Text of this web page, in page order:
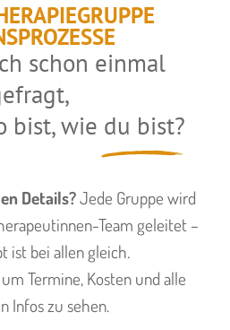
schon einmal
bist, wie du bist?
Details?Jede Gruppe wird
Team geleitet –
ist bei allen gleich.
Termine, Kosten und alle
Infos zu sehen.